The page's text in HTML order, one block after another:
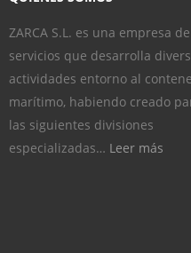
ZARCA S.L. es una empresa de
servicios que desarrolla
actividades entorno al
marítimo, habiendo creado
las siguientes divisiones
especializadas… Leer más